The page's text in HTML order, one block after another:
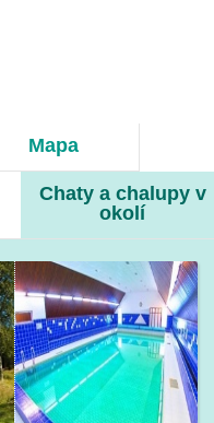
Mapa
Chaty a chalupy v
okolí